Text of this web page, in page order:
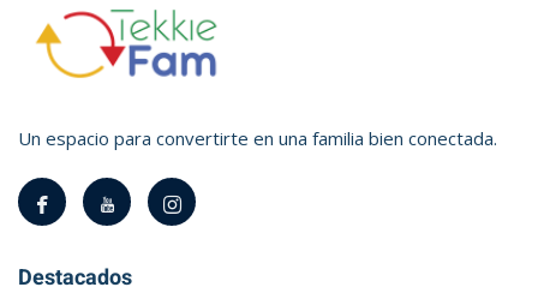
Un espacio para convertirte en una familia bien conectada.
Destacados